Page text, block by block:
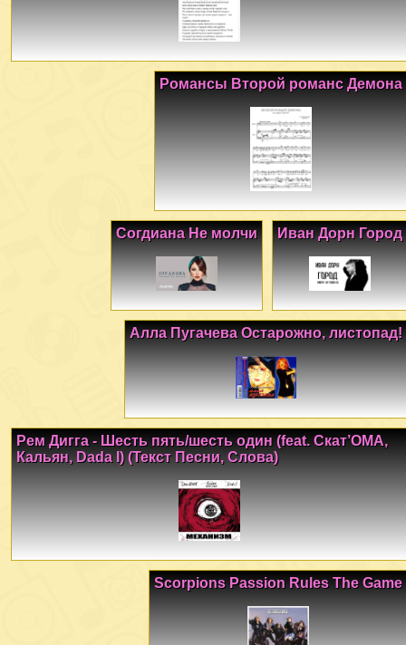
Романсы Второй романс Демона
Иван Дорн Город
Согдиана Не молчи
Алла Пугачева Остарожно, листопад!
Рем Дигга - Шесть пять/шесть один (feat. Скат’ОМА,
Кальян, Dada I) (Текст Песни, Слова)
Scorpions Passion Rules The Game